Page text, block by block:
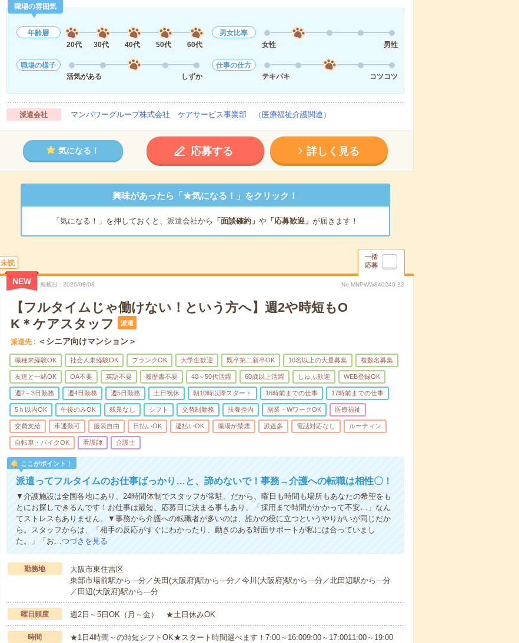
職場の雰囲気
年齢層
20代
30代 40代 50代 60代
男女比率
女性
男性
職場の様子
活気がある
しずか
仕事の仕方
テキパキ
コツコツ
派遣会社 マンパワーグループ株式会社 ケアサービス事業部 （医療福祉介護関連）
気になる！ 応募する 詳しく見る
興味があったら「★気になる！」をクリック！
「気になる！」を押しておくと、派遣会社から 「面談確約」 や「応募歓迎」 が届きます！
未読
一括
応募
NEW 掲載日 2026/08/08 No.MNPWW840240-22
【フルタイムじゃ働けない！という方へ】週2や時短もO
K＊ケアスタッフ
派遣
派遣先 ＜シニア向けマンション＞
職種未経験OK 社会人未経験OK ブランクOK 大学生歓迎 既卒第二新卒OK 10名以上の大量募集 複数名募集
友達と一緒OK OA不要 英語不要 履歴書不要 40～50代活躍 60歳以上活躍 しゅふ歓迎 WEB登録OK
週2～3日勤務 週4日勤務 週5日勤務 土日祝休 朝10時以降スタート 16時前までの仕事 17時前までの仕事
5ｈ以内OK 午後のみOK 残業なし シフト 交替制勤務 扶養控内 副業・WワークOK 医療福祉
交費支給 車通勤可 服装自由 日払いOK 週払いOK 職場が禁煙 派遣多 電話対応なし ルーティン
自転車・バイクOK 看護師 介護士
ここがポイント！
派遣ってフルタイムのお仕事ばっかり…と、諦めないで！事務→介護への転職は相性〇！
▼介護施設は全国各地にあり、24時間体制でスタッフが常駐。だから、曜日も時間も場所もあなたの希望をも
とにお探しできるんです！お仕事は最短、応募日に決まる事もあり、「採用まで時間がかかって不安…」なん
てストレスもありません。▼事務から介護への転職者が多いのは、誰かの役に立つというやりがいが同じだか
ら。スタッフからは、「相手の反応がすぐにわかったり、動きのある対面サポートが私には合っていまし
た。」「お…つづきを見る
勤務地
大阪市東住吉区
東部市場前駅から---分／矢田(大阪府)駅から---分／今川(大阪府)駅から---分／北田辺駅から---分
／田辺(大阪府)駅から---分
曜日頻度 週2日～5日OK（月～金） ★土日休みOK
時間
★1日4時間～の時短シフトOK★スタート時間選べます！7:00～16:009:00～17:0011:00～19:00